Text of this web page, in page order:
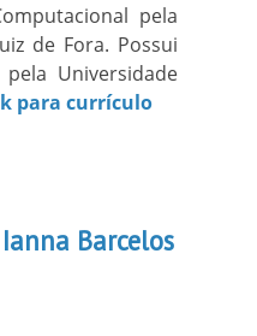
pela
de Fora. Possui
Universidade
para currículo
Barcelos